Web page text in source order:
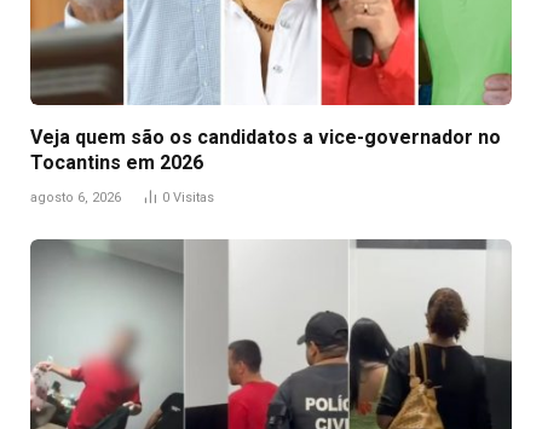
Veja quem são os candidatos a vice-governador no
Tocantins em 2026
agosto 6, 2026 0 Visitas